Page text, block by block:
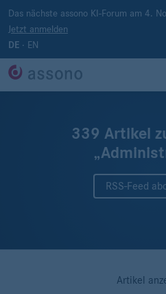
Das nächste assono KI-Forum am 4.
Jetzt anmelden
DE · EN
339 Artikel
RSS-Feed
Artikel